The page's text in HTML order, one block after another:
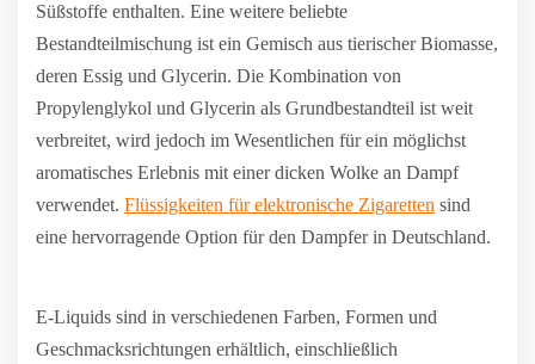
Süßstoffe enthalten. Eine weitere beliebte
Bestandteilmischung ist ein Gemisch aus tierischer Biomasse,
deren Essig und Glycerin. Die Kombination von
Propylenglykol und Glycerin als Grundbestandteil ist weit
verbreitet, wird jedoch im Wesentlichen für ein möglichst
aromatisches Erlebnis mit einer dicken Wolke an Dampf
verwendet. Flüssigkeiten für elektronische Zigaretten sind
eine hervorragende Option für den Dampfer in Deutschland.
E-Liquids sind in verschiedenen Farben, Formen und
Geschmacksrichtungen erhältlich, einschließlich